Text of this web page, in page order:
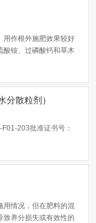
用作根外施肥效果较好
酸铵、过磷酸钙和草木
散粒剂）
203批准证书号：
用情况，但在肥料的混
致养分损失或有效性的